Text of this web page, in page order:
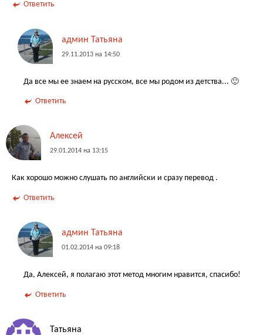
Ответить
админ Татьяна
29.11.2013 на 14:50
Да все мы ее знаем на русском, все мы родом из детства... 🙂
Ответить
Алексей
29.01.2014 на 13:15
Как хорошо можно слушать по английски и сразу перевод .
Ответить
админ Татьяна
01.02.2014 на 09:18
Да, Алексей, я полагаю этот метод многим нравится, спасибо!
Ответить
Татьяна